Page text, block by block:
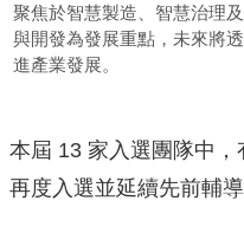
聚焦於智慧製造、智慧治理
與開發為發展重點，未來將
進產業發展。
本屆 13 家入選團隊中
再度入選並延續先前輔導